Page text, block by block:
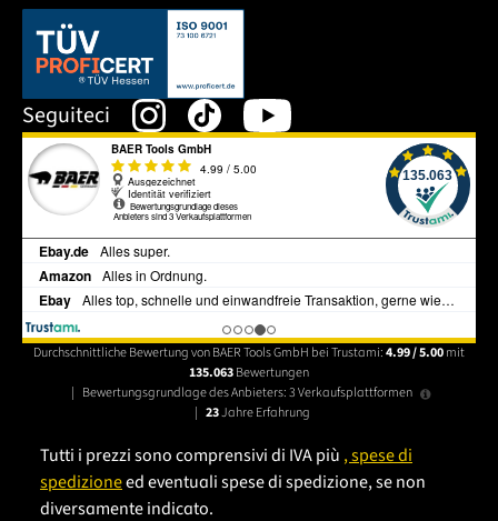
Dieser Link öffnet sich in einem neuen Tab.
Seguiteci
Durchschnittliche Bewertung von BAER Tools GmbH bei Trustami:4.99 / 5.00mit
135.063Bewertungen
| Bewertungsgrundlage des Anbieters: 3 Verkaufsplattformen
| 23Jahre Erfahrung
Tutti i prezzi sono comprensivi di IVA più , spese di
spedizioneed eventuali spese di spedizione, se non
diversamente indicato.